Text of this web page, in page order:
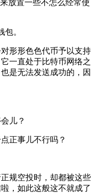
放置一些不怎么经常使
。
形形色色代币予以支持
一直处于比特币网络之
是无法发送成功的，因
儿？
正事儿不行吗？
规空投时，却都被这些
，如此这般这不就成了